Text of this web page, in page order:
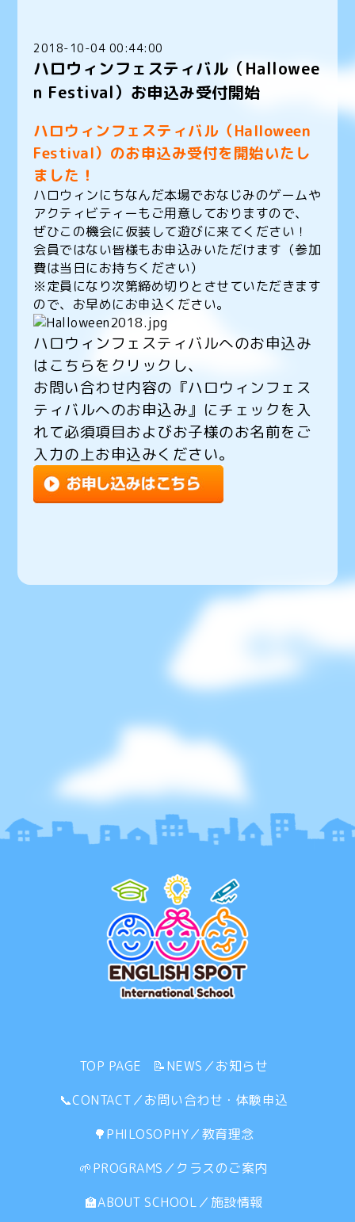
2018-10-04 00:44:00
ハロウィンフェスティバル（Hallowee
n Festival）お申込み受付開始
ハロウィンフェスティバル（Halloween
Festival）のお申込み受付を開始いたし
ました！
ハロウィンにちなんだ本場でおなじみのゲームや
アクティビティーもご用意しておりますので、
ぜひこの機会に仮装して遊びに来てください！
会員ではない皆様もお申込みいただけます（参加
費は当日にお持ちください）
※定員になり次第締め切りとさせていただきます
ので、お早めにお申込ください。
ハロウィンフェスティバルへのお申込み
はこちらをクリックし、
お問い合わせ内容の『ハロウィンフェス
ティバルへのお申込み』にチェックを入
れて必須項目およびお子様のお名前をご
入力の上お申込みください。
TOP PAGE
📝NEWS／お知らせ
📞CONTACT／お問い合わせ・体験申込
🌳PHILOSOPHY／教育理念
🌱PROGRAMS／クラスのご案内
🏫ABOUT SCHOOL／施設情報